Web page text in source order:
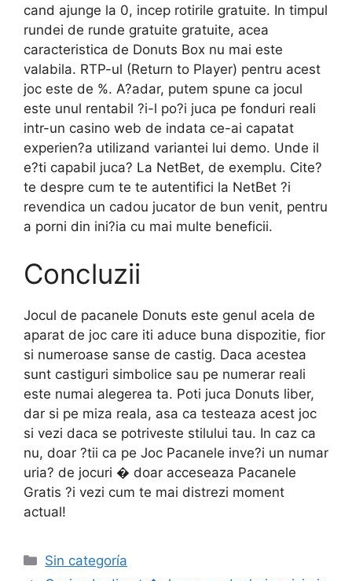
cand ajunge la 0, incep rotirile gratuite. In timpul
rundei de runde gratuite gratuite, acea
caracteristica de Donuts Box nu mai este
valabila. RTP-ul (Return to Player) pentru acest
joc este de %. A?adar, putem spune ca jocul
este unul rentabil ?i-l po?i juca pe fonduri reali
intr-un casino web de indata ce-ai capatat
experien?a utilizand variantei lui demo. Unde il
e?ti capabil juca? La NetBet, de exemplu. Cite?
te despre cum te te autentifici la NetBet ?i
revendica un cadou jucator de bun venit, pentru
a porni din ini?ia cu mai multe beneficii.
Concluzii
Jocul de pacanele Donuts este genul acela de
aparat de joc care iti aduce buna dispozitie, fior
si numeroase sanse de castig. Daca acestea
sunt castiguri simbolice sau pe numerar reali
este numai alegerea ta. Poti juca Donuts liber,
dar si pe miza reala, asa ca testeaza acest joc
si vezi daca se potriveste stilului tau. In caz ca
nu, doar ?tii ca pe Joc Pacanele inve?i un numar
uria? de jocuri � doar acceseaza Pacanele
Gratis ?i vezi cum te mai distrezi moment
actual!
Sin categoría